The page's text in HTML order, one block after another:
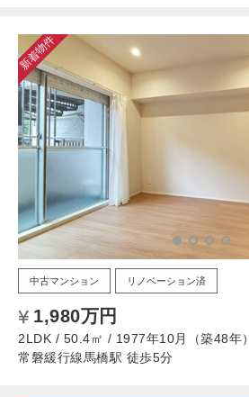
新着物件
中古マンション リノベーション済
1,980万円
2LDK / 50.4㎡ / 1977年10月（築48年）
常磐緩行線馬橋駅 徒歩5分